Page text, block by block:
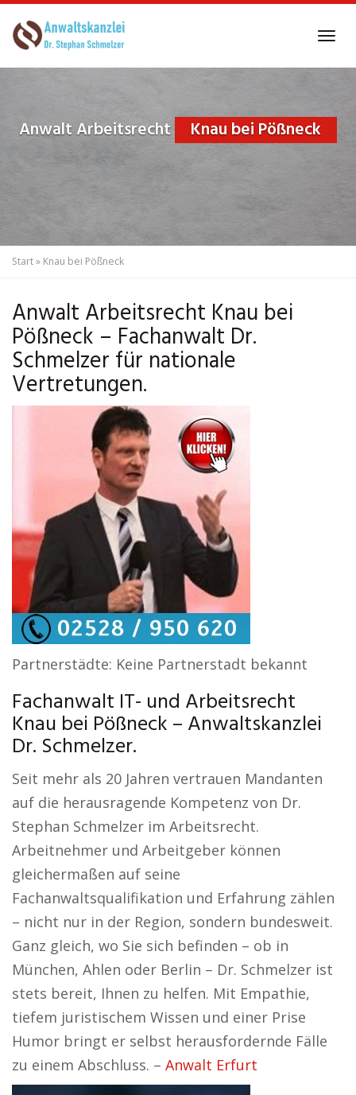
to
Anwalt Arbeitsrecht Knau bei Pößneck
Start» Knau bei Pößneck
Anwalt Arbeitsrecht Knau bei
Pößneck – Fachanwalt Dr.
Schmelzer für nationale
Vertretungen.
Partnerstädte: Keine Partnerstadt bekannt
Fachanwalt IT- und Arbeitsrecht
Knau bei Pößneck – Anwaltskanzlei
Dr. Schmelzer.
Seit mehr als 20 Jahren vertrauen Mandanten
auf die herausragende Kompetenz von Dr.
Stephan Schmelzer im Arbeitsrecht.
Arbeitnehmer und Arbeitgeber können
gleichermaßen auf seine
Fachanwaltsqualifikation und Erfahrung zählen
– nicht nur in der Region, sondern bundesweit.
Ganz gleich, wo Sie sich befinden – ob in
München, Ahlen oder Berlin – Dr. Schmelzer ist
stets bereit, Ihnen zu helfen. Mit Empathie,
tiefem juristischem Wissen und einer Prise
Humor bringt er selbst herausfordernde Fälle
zu einem Abschluss. – Anwalt Erfurt